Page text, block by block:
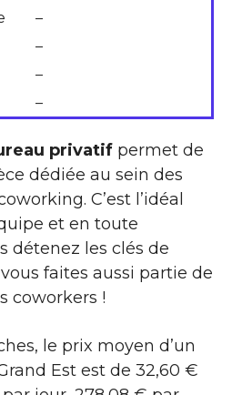
–
–
–
–
privatif permet de
dédiée au sein des
C’est l’idéal
et en toute
détenez les clés de
faites aussi partie de
coworkers !
le prix moyen d’un
Est est de 32,60 €